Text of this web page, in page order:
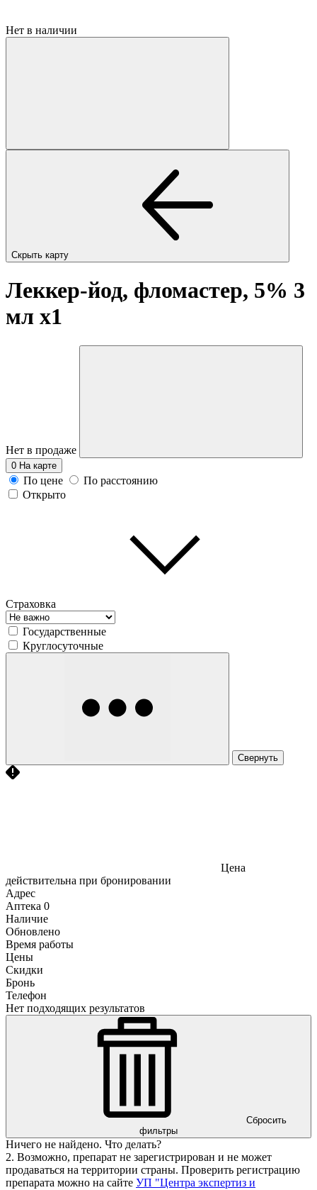
Нет в наличии
Скрыть карту
Леккер-йод, фломастер, 5% 3
мл x1
Нет в продаже
0 На карте
По цене
По расстоянию
Открыто
Страховка
Государственные
Круглосуточные
Свернуть
Цена
действительна при бронировании
Адрес
Аптека 0
Наличие
Обновлено
Время работы
Цены
Скидки
Бронь
Телефон
Нет подходящих результатов
Сбросить
фильтры
Ничего не найдено. Что делать?
2. Возможно, препарат не зарегистрирован и не может
продаваться на территории страны. Проверить регистрацию
препарата можно на сайте УП "Центра экспертиз и